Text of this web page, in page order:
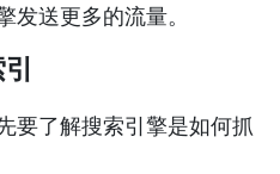
送更多的流量。
要了解搜索引擎是如何抓